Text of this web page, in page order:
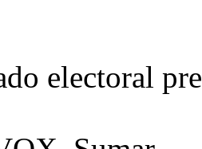
electoral